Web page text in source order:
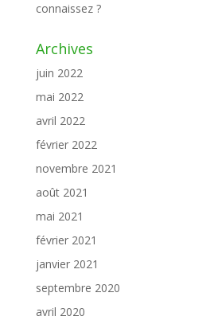
connaissez ?
Archives
juin 2022
mai 2022
avril 2022
février 2022
novembre 2021
août 2021
mai 2021
février 2021
janvier 2021
septembre 2020
avril 2020